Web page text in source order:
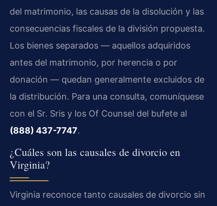
del matrimonio, las causas de la disolución y las
consecuencias fiscales de la división propuesta.
Los bienes separados — aquellos adquiridos
antes del matrimonio, por herencia o por
donación — quedan generalmente excluidos de
la distribución. Para una consulta, comuníquese
con el Sr. Sris y los Of Counsel del bufete al
(888) 437-7747.
¿Cuáles son las causales de divorcio en
Virginia?
Virginia reconoce tanto causales de divorcio sin